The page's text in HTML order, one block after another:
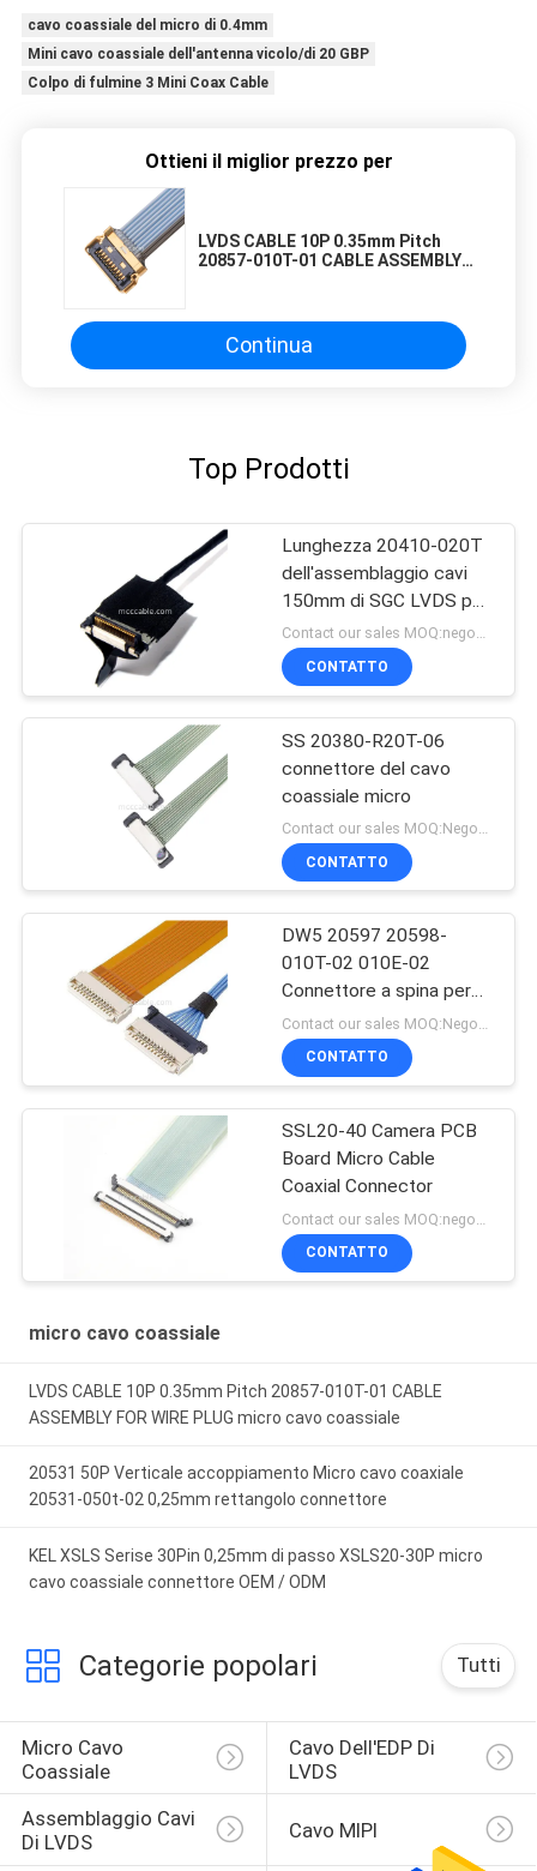
cavo coassiale del micro di 0.4mm
Mini cavo coassiale dell'antenna vicolo/di 20 GBP
Colpo di fulmine 3 Mini Coax Cable
Ottieni il miglior prezzo per
LVDS CABLE 10P 0.35mm Pitch
20857-010T-01 CABLE ASSEMBLY
Continua
Top Prodotti
Lunghezza 20410-020T
dell'assemblaggio cavi
150mm di SGC LVDS per
lo schermo LCD
Contact our sales MOQ:negoziabile
CONTATTO
SS 20380-R20T-06
connettore del cavo
coassiale micro
Contact our sales MOQ:Negoziabile
CONTATTO
DW5 20597 20598-
010T-02 010E-02
Connettore a spina per
cavo micro coassiale
Contact our sales MOQ:Negoziabile
CONTATTO
SSL20-40 Camera PCB
Board Micro Cable
Coaxial Connector
CONTATTO
micro cavo coassiale
LVDS CABLE 10P 0.35mm Pitch 20857-010T-01 CABLE
ASSEMBLY FOR WIRE PLUG micro cavo coassiale
20531 50P Verticale accoppiamento Micro cavo coaxiale
20531-050t-02 0,25mm rettangolo connettore
KEL XSLS Serise 30Pin 0,25mm di passo XSLS20-30P micro
cavo coassiale connettore OEM / ODM
Categorie popolari Tutti
Micro Cavo
Coassiale
Cavo Dell'EDP Di
LVDS
Assemblaggio Cavi
Di LVDS
Cavo MIPI